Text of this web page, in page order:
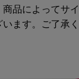
品によってサ
ます。ご了承く